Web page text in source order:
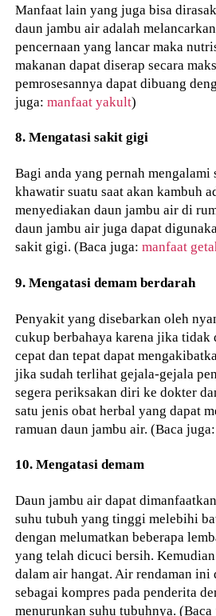
Manfaat lain yang juga bisa
daun jambu air adalah
pencernaan yang lancar maka
makanan dapat diserap secara
pemrosesannya dapat dibuang
juga:manfaat yakult)
8. Mengatasi sakit gigi
Bagi anda yang pernah
khawatir suatu saat akan kambuh
menyediakan daun jambu air di
daun jambu air juga dapat
sakit gigi. (Baca juga:manfaat
9. Mengatasi demam berdarah
Penyakit yang disebarkan oleh
cukup berbahaya karena jika tidak
cepat dan tepat dapat
jika sudah terlihat gejala-gejala
segera periksakan diri ke dokter
satu jenis obat herbal yang dapat
ramuan daun jambu air. (Baca
10. Mengatasi demam
Daun jambu air dapat
suhu tubuh yang tinggi melebihi
dengan melumatkan beberapa
yang telah dicuci bersih.
dalam air hangat. Air rendaman
sebagai kompres pada penderita
menurunkan suhu tubuhnya.